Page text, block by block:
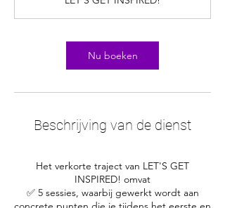
3
0
i
.
Nu boeken
Beschrijving van de dienst
Het verkorte traject van LET'S GET
INSPIRED! omvat
✅ 5 sessies, waarbij gewerkt wordt aan